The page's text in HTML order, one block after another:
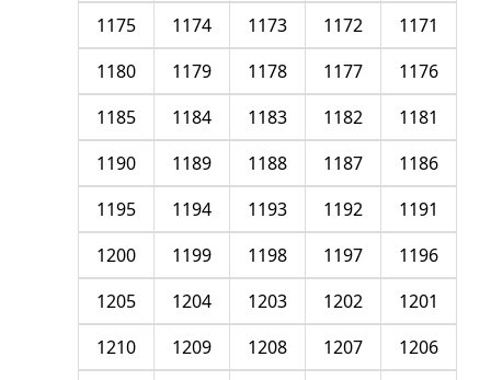
1171
1172
1173
1174
1175
1176
1177
1178
1179
1180
1181
1182
1183
1184
1185
1186
1187
1188
1189
1190
1191
1192
1193
1194
1195
1196
1197
1198
1199
1200
1201
1202
1203
1204
1205
1206
1207
1208
1209
1210